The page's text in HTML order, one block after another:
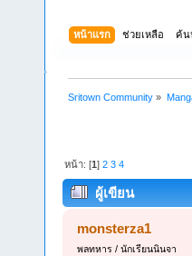
หน้าแรก ช่วยเหลือ ค้น
Sritown Community »
หน้า: [1]2 3 4
ผู้เขียน
monsterza1
พลทหาร / นักเรียนนินจา